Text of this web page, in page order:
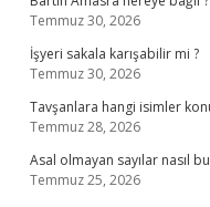
Temmuz 30, 2026
İşyeri sakala karışabilir mi ?
Temmuz 30, 2026
Tavşanlara hangi isimler
Temmuz 28, 2026
Asal olmayan sayılar nasıl
Temmuz 25, 2026